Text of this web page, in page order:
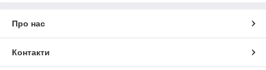
Про нас
Контакти